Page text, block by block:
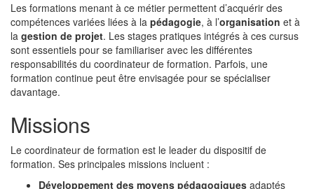
Les formations menant à ce métier permettent d’acquérir des
compétences variées liées à la pédagogie, à l’organisation et à
la gestion de projet. Les stages pratiques intégrés à ces cursus
sont essentiels pour se familiariser avec les différentes
responsabilités du coordinateur de formation. Parfois, une
formation continue peut être envisagée pour se spécialiser
davantage.
Missions
Le coordinateur de formation est le leader du dispositif de
formation. Ses principales missions incluent :
Développement des moyens pédagogiques adaptés